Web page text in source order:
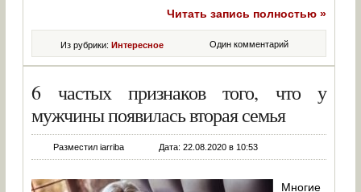
Читать запись полностью »
Один комментарий
Из рубрики:Интересное
6 частых признаков того, что у
мужчины появилась вторая семья
Разместил iarriba Дата: 22.08.2020 в 10:53
Многие